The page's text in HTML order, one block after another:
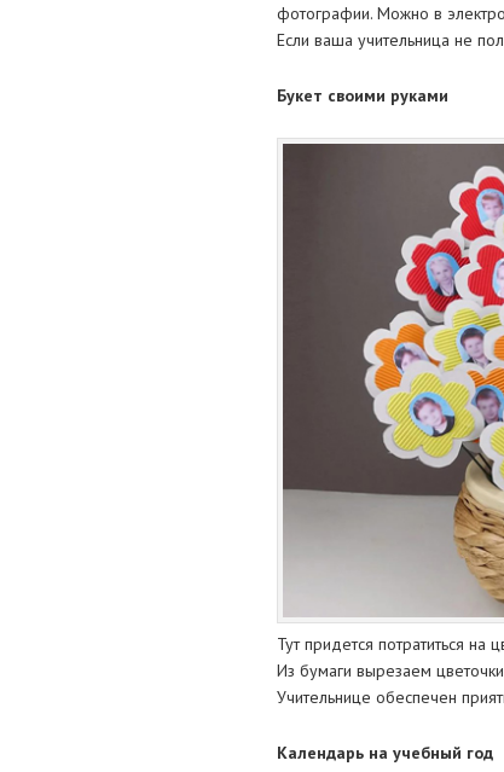
фотографии. Можно в
Если ваша учительница не
Букет своими руками
Тут придется потратиться на
Из бумаги вырезаем
Учительнице обеспечен
Календарь на учебный год